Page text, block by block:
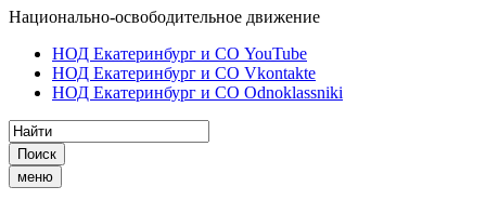
Национально-освободительное движение
НОД Екатеринбург и СО YouTube
НОД Екатеринбург и СО Vkontakte
НОД Екатеринбург и СО Odnoklassniki
Поиск
меню